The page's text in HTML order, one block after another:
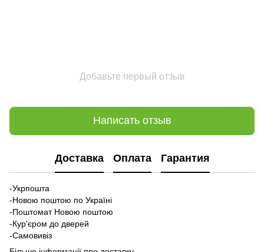
Добавьте первый отзыв
Написать отзыв
Доставка Оплата Гарантия
-Укрпошта
-Новою поштою по Україні
-Поштомат Новою поштою
-Кур'єром до дверей
-Самовивіз